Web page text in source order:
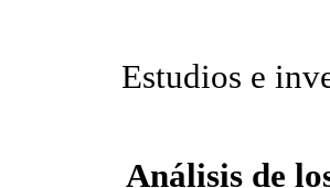
Estudios e
Análisis de